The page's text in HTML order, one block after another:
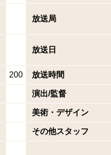
放送局
放送日
200 放送時間
演出/監督
美術・デザイン
その他スタッフ